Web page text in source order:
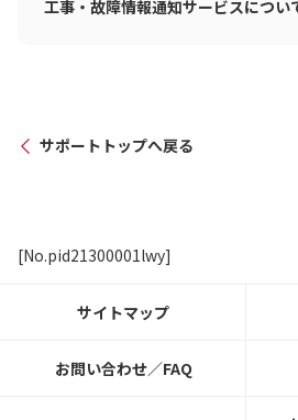
工事・故障情報通知サービスについ
サポートトップへ戻る
[No.pid21300001lwy]
サイトマップ
お問い合わせ／FAQ